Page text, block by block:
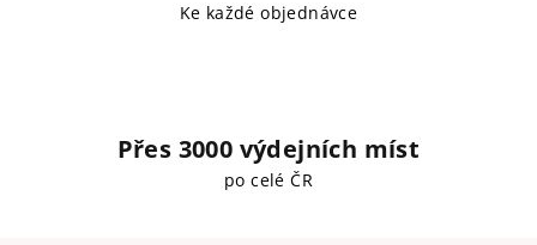
Ke každé objednávce
Přes 3000 výdejních míst
po celé ČR